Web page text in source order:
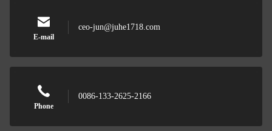
E-mail
ceo-jun@juhe1718.com
Phone
0086-133-2625-2166